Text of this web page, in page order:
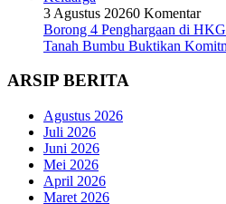
3 Agustus 20260 Komentar
Borong 4 Penghargaan di
Tanah Bumbu Buktikan
ARSIP BERITA
Agustus 2026
Juli 2026
Juni 2026
Mei 2026
April 2026
Maret 2026